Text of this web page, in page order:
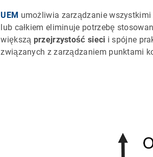
UEM umożliwia zarządzanie
lub całkiem eliminuje potrzebę
większą przejrzystość sieci i spójne
związanych z zarządzaniem punktami